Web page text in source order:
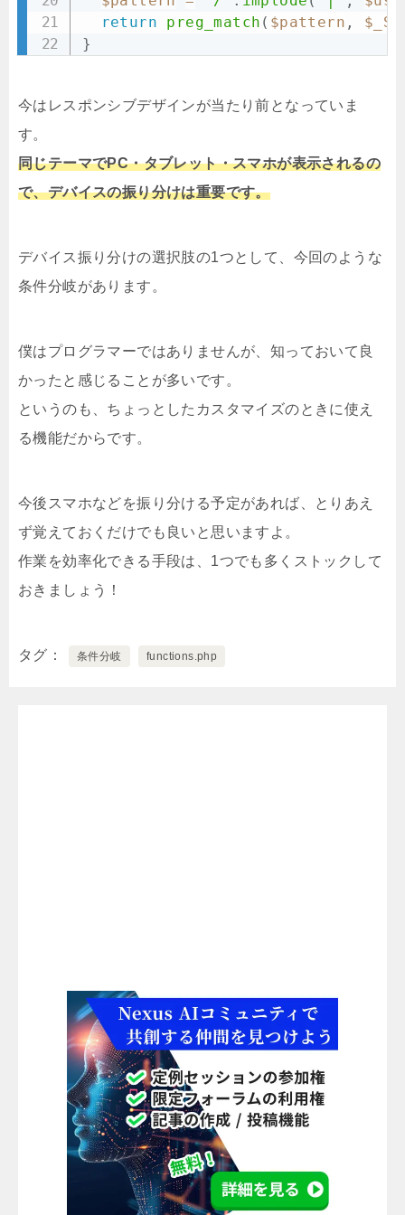
return
preg_match ( $pattern ,
}
今はレスポンシブデザインが当たり前となっていま
す。
同じテーマでPC・タブレット・スマホが表示されるの
で、デバイスの振り分けは重要です。
デバイス振り分けの選択肢の1つとして、今回のような
条件分岐があります。
僕はプログラマーではありませんが、知っておいて良
かったと感じることが多いです。
というのも、ちょっとしたカスタマイズのときに使え
る機能だからです。
今後スマホなどを振り分ける予定があれば、とりあえ
ず覚えておくだけでも良いと思いますよ。
作業を効率化できる手段は、1つでも多くストックして
おきましょう！
タグ 条件分岐 functions.php